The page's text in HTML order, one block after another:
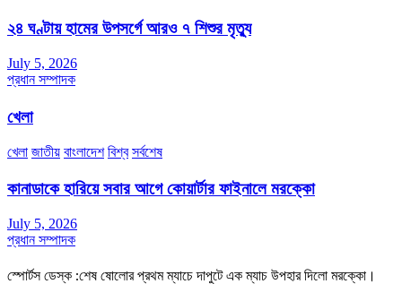
২৪ ঘণ্টায় হামের উপসর্গে আরও ৭ শিশুর মৃত্যু
July 5, 2026
প্রধান সম্পাদক
খেলা
খেলা জাতীয় বাংলাদেশ বিশ্ব সর্বশেষ
কানাডাকে হারিয়ে সবার আগে কোয়ার্টার ফাইনালে মরক্কো
July 5, 2026
প্রধান সম্পাদক
স্পোর্টস ডেস্ক :শেষ ষোলোর প্রথম ম্যাচে দাপুটে এক ম্যাচ উপহার দিলো মরক্কো।